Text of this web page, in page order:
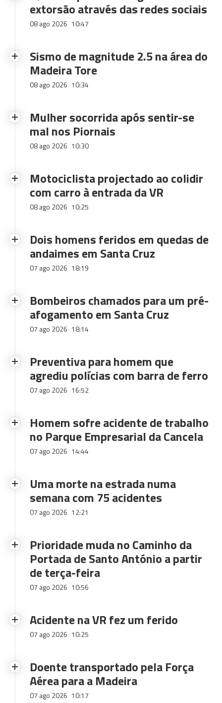
extorsão através das redes sociais
08 ago 2026 10:47
Sismo de magnitude 2.5 na área do
Madeira Tore
08 ago 2026 10:34
Mulher socorrida após sentir-se
mal nos Piornais
08 ago 2026 10:30
Motociclista projectado ao colidir
com carro à entrada da VR
08 ago 2026 10:25
Dois homens feridos em quedas de
andaimes em Santa Cruz
07 ago 2026 18:19
Bombeiros chamados para um pré-
afogamento em Santa Cruz
07 ago 2026 18:14
Preventiva para homem que
agrediu polícias com barra de ferro
07 ago 2026 16:52
Homem sofre acidente de trabalho
no Parque Empresarial da Cancela
07 ago 2026 14:44
Uma morte na estrada numa
semana com 75 acidentes
07 ago 2026 12:21
Prioridade muda no Caminho da
Portada de Santo António a partir
de terça-feira
07 ago 2026 10:56
Acidente na VR fez um ferido
07 ago 2026 10:25
Doente transportado pela Força
Aérea para a Madeira
07 ago 2026 10:17